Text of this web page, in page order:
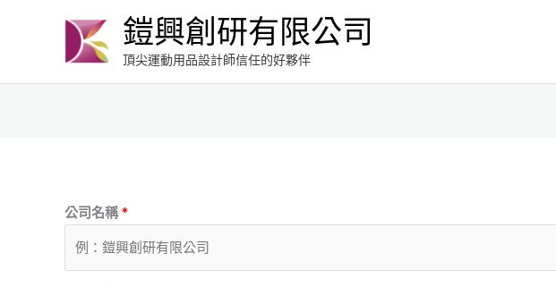
要
鎧興創研有限公司
頂尖運動用品設計師信任的好夥伴
公司名稱 *